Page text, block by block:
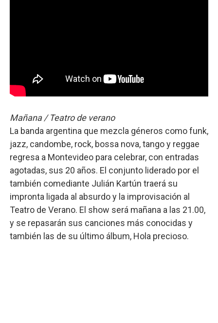
Mañana / Teatro de verano
La banda argentina que mezcla géneros como funk,
jazz, candombe, rock, bossa nova, tango y reggae
regresa a Montevideo para celebrar, con entradas
agotadas, sus 20 años. El conjunto liderado por el
también comediante Julián Kartún traerá su
impronta ligada al absurdo y la improvisación al
Teatro de Verano. El show será mañana a las 21.00,
y se repasarán sus canciones más conocidas y
también las de su último álbum, Hola precioso.